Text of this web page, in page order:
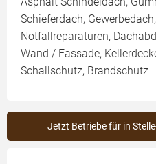
Schieferdach,
Notfallreparaturen,
Wand / Fassade,
Schallschutz, Brandschutz
Jetzt Betriebe für in